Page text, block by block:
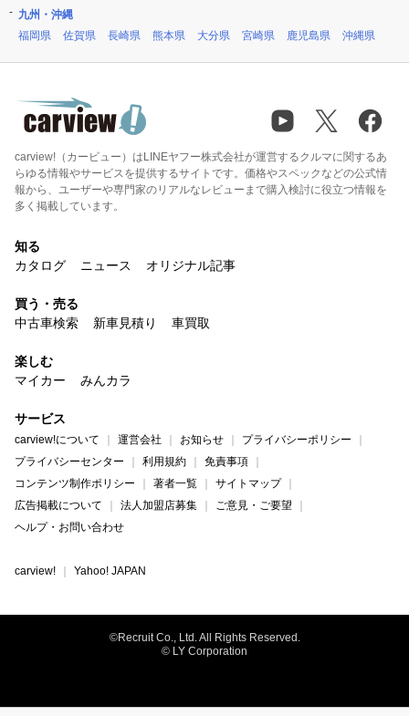
九州・沖縄
福岡県
佐賀県 長崎県 熊本県 大分県 宮崎県 鹿児島県 沖縄県
carview!（カービュー）はLINEヤフー株式会社が運営するクルマに関するあ
らゆる情報やサービスを提供するサイトです。価格やスペックなどの公式情
報から、ユーザーや専門家のリアルなレビューまで購入検討に役立つ情報を
多く掲載しています。
知る
カタログ
ニュース オリジナル記事
買う・売る
中古車検索
新車見積り 車買取
楽しむ
マイカー
みんカラ
サービス
carview!について 運営会社 お知らせ
プライバシーポリシー
プライバシーセンター
利用規約
免責事項
コンテンツ制作ポリシー
著者一覧
サイトマップ
広告掲載について
法人加盟店募集
ご意見・ご要望
ヘルプ・お問い合わせ
carview! Yahoo! JAPAN
©Recruit Co., Ltd. All Rights Reserved.
© LY Corporation